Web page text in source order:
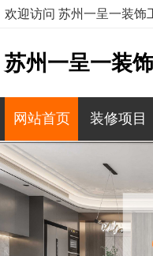
欢迎访问 苏州一呈一装饰
苏州一呈一装
网站首页 装修项目